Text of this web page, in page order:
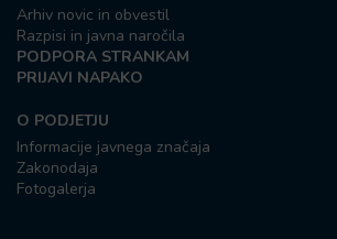
Arhiv novic in obvestil
Razpisi in javna naročila
PODPORA STRANKAM
PRIJAVI NAPAKO
O PODJETJU
Informacije javnega značaja
Zakonodaja
Fotogalerja